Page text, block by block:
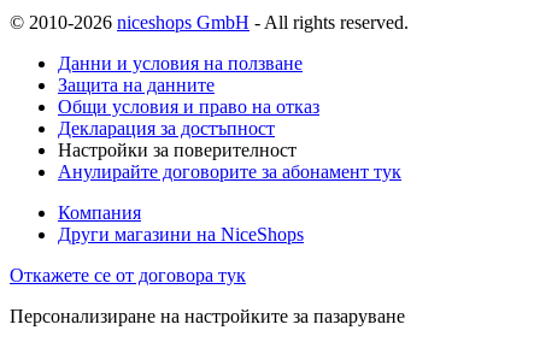
© 2010-2026 niceshops GmbH - All rights reserved.
Данни и условия на ползване
Защита на данните
Общи условия и право на отказ
Декларация за достъпност
Настройки за поверителност
Анулирайте договорите за абонамент тук
Компания
Други магазини на NiceShops
Откажете се от договора тук
Персонализиране на настройките за пазаруване